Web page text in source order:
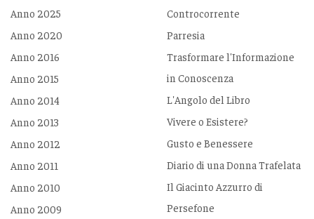
Anno 2025
Anno 2020
Anno 2016
Anno 2015
Anno 2014
Anno 2013
Anno 2012
Anno 2011
Anno 2010
Anno 2009
Controcorrente
Parresia
Trasformare l'Informazione
in Conoscenza
L'Angolo del Libro
Vivere o Esistere?
Gusto e Benessere
Diario di una Donna Trafelata
Il Giacinto Azzurro di
Persefone